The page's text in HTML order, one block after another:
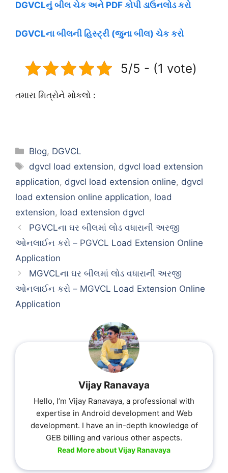
DGVCLનું બીલ ચેક અને PDF કોપી ડાઉનલોડ કરો
DGVCLના બીલની હિસ્ટ્રી (જુના બીલ) ચેક કરો
5/5 - (1 vote)
તમારા મિત્રોને મોકલો :
Categories
Blog, DGVCL
Tags
dgvcl load extension, dgvcl load extension
application, dgvcl load extension online, dgvcl
load extension online application, load
extension, load extension dgvcl
PGVCLના ઘર બીલમાં લોડ વધારાની અરજી
ઓનલાઈન કરો – PGVCL Load Extension Online
Application
MGVCLના ઘર બીલમાં લોડ વધારાની અરજી
ઓનલાઈન કરો – MGVCL Load Extension Online
Application
Vijay Ranavaya
Hello, I’m Vijay Ranavaya, a professional with
expertise in Android development and Web
development. I have an in-depth knowledge of
GEB billing and various other aspects.
Read More about Vijay Ranavaya